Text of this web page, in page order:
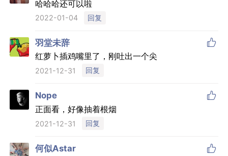
哈哈哈还可以啦
2022-01-04 回复
羽堂未辞 
红萝卜插鸡嘴里了，刚吐出一个尖
2021-12-31 回复
Nope 
正面看，好像抽着根烟
2021-12-31 回复
何似Astar 